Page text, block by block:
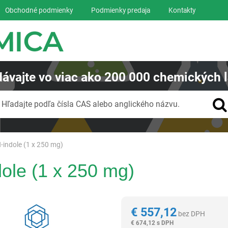
indole (1 x 250 mg)
(1 x 250 mg)
€557,12 bez DPH
€ 674,12 s DPH
Obchodné podmienky Podmienky predaja Kontakty
vo viac ako200 000 chemických
Hľadajte podľa čísla CAS alebo anglického názvu.